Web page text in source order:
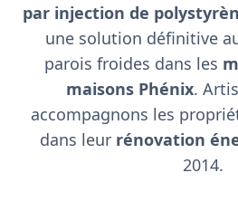
par injection de
une solution définitive
parois froides dans les
maisons Phénix.
accompagnons les
dans leurrénovation
2014.